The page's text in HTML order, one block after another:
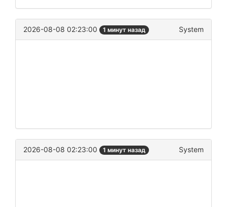
2026-08-08 02:23:00 1 минут назад System
2026-08-08 02:23:00 1 минут назад System